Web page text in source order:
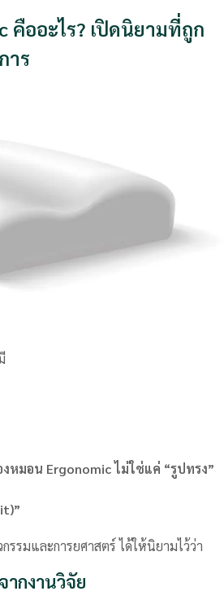
คืออะไร? เปิดนิยามที่ถูก
าร
หมอน Ergonomic ไม่ใช่แค่ “รูปทรง”
รรมและการยศาสตร์ ได้ให้นิยามไว้ว่า
ากงานวิจัย